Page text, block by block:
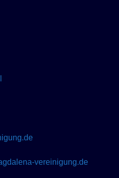
vereinigung.de